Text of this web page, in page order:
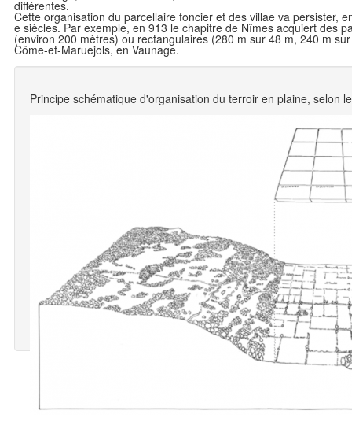
différentes.
Cette organisation du parcellaire foncier et des villae va persister,
e siècles. Par exemple, en 913 le chapitre de Nîmes acquiert des
(environ 200 mètres) ou rectangulaires (280 m sur 48 m, 240 m
Côme-et-Maruejols, en Vaunage.
Principe schématique d'organisation du terroir en plaine, selon